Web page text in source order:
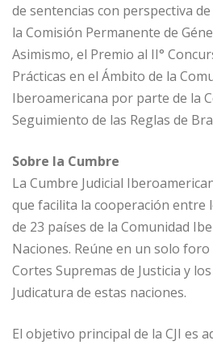
de sentencias con perspectiva
la Comisión Permanente de
Asimismo, el Premio al II°
Prácticas en el Ámbito de la
Iberoamericana por parte de la
Seguimiento de las Reglas de
Sobre la Cumbre
La Cumbre Judicial
que facilita la cooperación entre
de 23 países de la Comunidad
Naciones. Reúne en un solo
Cortes Supremas de Justicia y
Judicatura de estas naciones.
El objetivo principal de la CJI es